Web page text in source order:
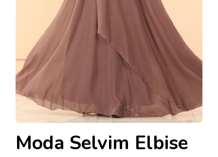
Moda Selvim Elbise